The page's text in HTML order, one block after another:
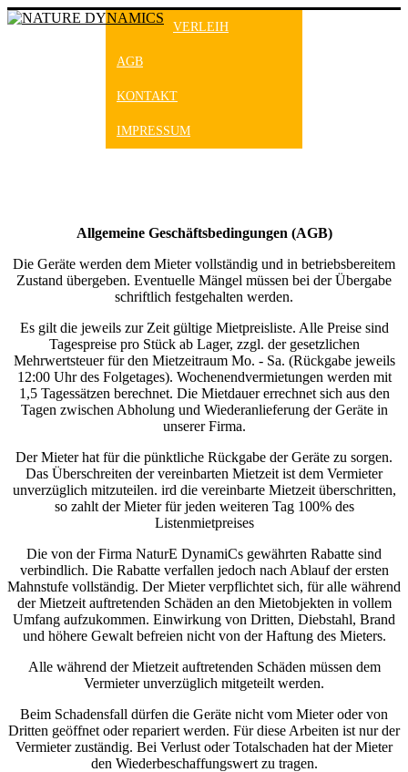
VERLEIH
AGB
KONTAKT
IMPRESSUM
Allgemeine Geschäftsbedingungen (AGB)
Die Geräte werden dem Mieter vollständig und in betriebsbereitem
Zustand übergeben. Eventuelle Mängel müssen bei der Übergabe
schriftlich festgehalten werden.
Es gilt die jeweils zur Zeit gültige Mietpreisliste. Alle Preise sind
Tagespreise pro Stück ab Lager, zzgl. der gesetzlichen
Mehrwertsteuer für den Mietzeitraum Mo. - Sa. (Rückgabe jeweils
12:00 Uhr des Folgetages). Wochenendvermietungen werden mit
1,5 Tagessätzen berechnet. Die Mietdauer errechnet sich aus den
Tagen zwischen Abholung und Wiederanlieferung der Geräte in
unserer Firma.
Der Mieter hat für die pünktliche Rückgabe der Geräte zu sorgen.
Das Überschreiten der vereinbarten Mietzeit ist dem Vermieter
unverzüglich mitzuteilen. ird die vereinbarte Mietzeit überschritten,
so zahlt der Mieter für jeden weiteren Tag 100% des
Listenmietpreises
Die von der Firma NaturE DynamiCs gewährten Rabatte sind
verbindlich. Die Rabatte verfallen jedoch nach Ablauf der ersten
Mahnstufe vollständig. Der Mieter verpflichtet sich, für alle während
der Mietzeit auftretenden Schäden an den Mietobjekten in vollem
Umfang aufzukommen. Einwirkung von Dritten, Diebstahl, Brand
und höhere Gewalt befreien nicht von der Haftung des Mieters.
Alle während der Mietzeit auftretenden Schäden müssen dem
Vermieter unverzüglich mitgeteilt werden.
Beim Schadensfall dürfen die Geräte nicht vom Mieter oder von
Dritten geöffnet oder repariert werden. Für diese Arbeiten ist nur der
Vermieter zuständig. Bei Verlust oder Totalschaden hat der Mieter
den Wiederbeschaffungswert zu tragen.